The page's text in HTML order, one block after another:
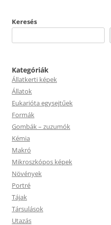
Keresés
Kategóriák
Állatkerti képek
Állatok
Eukarióta egysejtűek
Formák
Gombák – zuzumók
Kémia
Makró
Mikroszkópos képek
Növények
Portré
Tájak
Társulások
Utazás